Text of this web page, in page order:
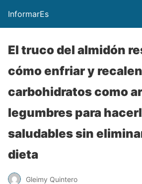
InformarEs
El truco del almidón
cómo enfriar y
carbohidratos como
legumbres para
saludables sin
dieta
Gleimy Quintero